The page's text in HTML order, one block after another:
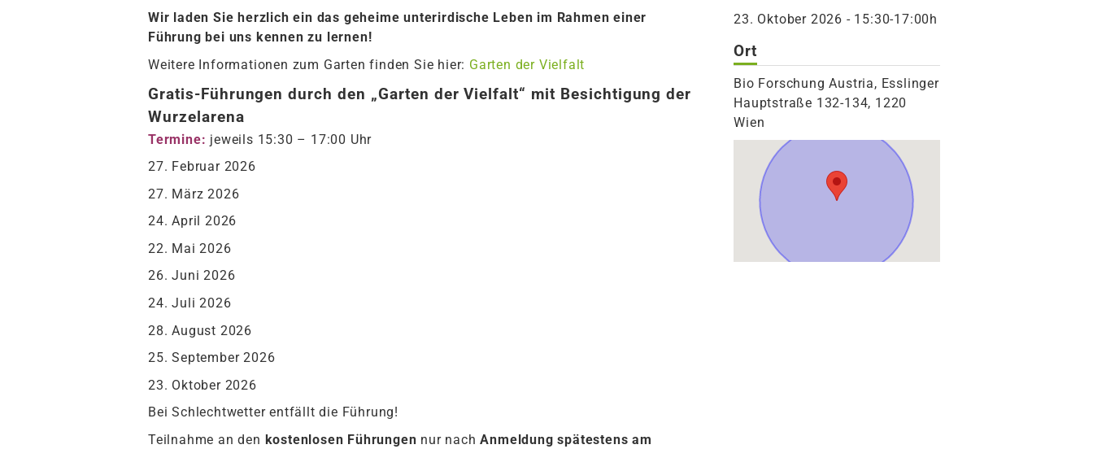
Wir laden Sie herzlich ein das geheime unterirdische Leben im Rahmen einer
Führung bei uns kennen zu lernen!
Weitere Informationen zum Garten finden Sie hier: Garten der Vielfalt
Gratis-Führungen durch den „Garten der Vielfalt“ mit Besichtigung der
Wurzelarena
Termine: jeweils 15:30 – 17:00 Uhr
27. Februar 2026
27. März 2026
24. April 2026
22. Mai 2026
26. Juni 2026
24. Juli 2026
28. August 2026
25. September 2026
23. Oktober 2026
Bei Schlechtwetter entfällt die Führung!
Teilnahme an den kostenlosen Führungen nur nachAnmeldung spätestens am
23. Oktober 2026 - 15:30-17:00h
Ort
Bio Forschung Austria, Esslinger
Hauptstraße 132-134, 1220
Wien